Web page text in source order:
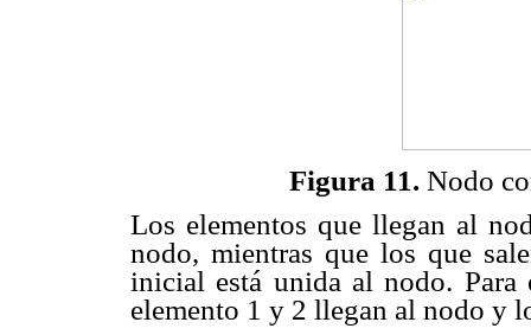
Figura 11. Nodo
Los elementos que llegan al
nodo, mientras que los que
inicial está unida al nodo.
elemento 1 y 2 llegan al nodo y